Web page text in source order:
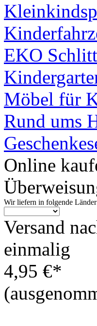
EKO
Möbel für
Rund ums
Online
Wir liefern in folgende
Versand
einmalig
4,95 €*